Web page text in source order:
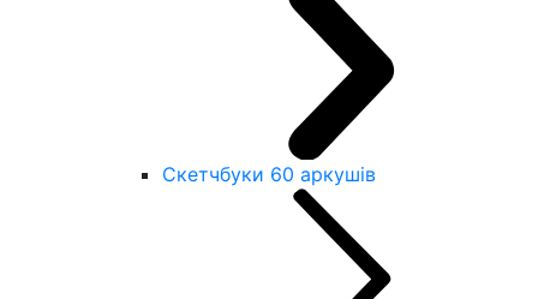
Скетчбуки 60 аркушів